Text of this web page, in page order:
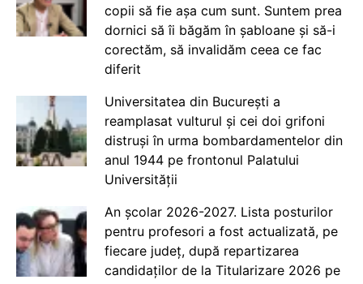
copii să fie așa cum sunt. Suntem prea
dornici să îi băgăm în șabloane și să-i
corectăm, să invalidăm ceea ce fac
diferit
Universitatea din București a
reamplasat vulturul și cei doi grifoni
distruși în urma bombardamentelor din
anul 1944 pe frontonul Palatului
Universității
An școlar 2026-2027. Lista posturilor
pentru profesori a fost actualizată, pe
fiecare județ, după repartizarea
candidaților de la Titularizare 2026 pe